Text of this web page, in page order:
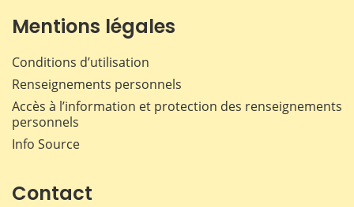
Mentions légales
Conditions d’utilisation
Renseignements personnels
Accès à l’information et protection des renseignements
personnels
Info Source
Contact